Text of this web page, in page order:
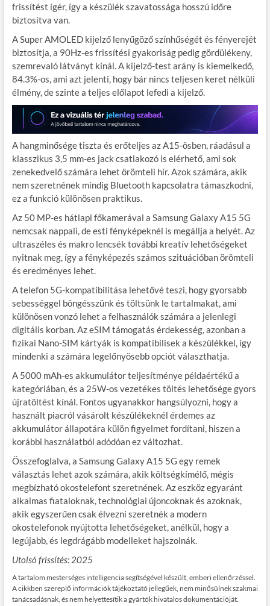
frissítést ígér, így a készülék szavatossága hosszú időre
biztosítva van.
A Super AMOLED kijelző lenyűgöző színhűségét és fényerejét
biztosítja, a 90Hz-es frissítési gyakoriság pedig gördülékeny,
szemrevaló látványt kínál. A kijelző-test arány is kiemelkedő,
84.3%-os, ami azt jelenti, hogy bár nincs teljesen keret nélküli
élmény, de szinte a teljes előlapot lefedi a kijelző.
A hangminősége tiszta és erőteljes az A15-ösben, ráadásul a
klasszikus 3,5 mm-es jack csatlakozó is elérhető, ami sok
zenekedvelő számára lehet örömteli hír. Azok számára, akik
nem szeretnének mindig Bluetooth kapcsolatra támaszkodni,
ez a funkció különösen praktikus.
Az 50 MP-es hátlapi főkamerával a Samsung Galaxy A15 5G
nemcsak nappali, de esti fényképeknél is megállja a helyét. Az
ultraszéles és makro lencsék további kreatív lehetőségeket
nyitnak meg, így a fényképezés számos szituációban örömteli
és eredményes lehet.
A telefon 5G-kompatibilitása lehetővé teszi, hogy gyorsabb
sebességgel böngésszünk és töltsünk le tartalmakat, ami
különösen vonzó lehet a felhasználók számára a jelenlegi
digitális korban. Az eSIM támogatás érdekesség, azonban a
fizikai Nano-SIM kártyák is kompatibilisek a készülékkel, így
mindenki a számára legelőnyösebb opciót választhatja.
A 5000 mAh-es akkumulátor teljesítménye példaértékű a
kategóriában, és a 25W-os vezetékes töltés lehetősége gyors
újratöltést kínál. Fontos ugyanakkor hangsúlyozni, hogy a
használt piacról vásárolt készülékeknél érdemes az
akkumulátor állapotára külön figyelmet fordítani, hiszen a
korábbi használatból adódóan ez változhat.
Összefoglalva, a Samsung Galaxy A15 5G egy remek
választás lehet azok számára, akik költségkímélő, mégis
megbízható okostelefont szeretnének. Az eszköz egyaránt
alkalmas fiataloknak, technológiai újoncoknak és azoknak,
akik egyszerűen csak élvezni szeretnék a modern
okostelefonok nyújtotta lehetőségeket, anélkül, hogy a
legújabb, és legdrágább modelleket hajszolnák.
Utolsó frissítés: 2025
A tartalom mesterséges intelligencia segítségével készült, emberi ellenőrzéssel.
A cikkben szereplő információk tájékoztató jellegűek, nem minősülnek szakmai
tanácsadásnak, és nem helyettesítik a gyártók hivatalos dokumentációját.